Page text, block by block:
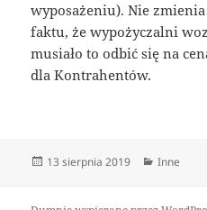
wyposażeniu). Nie
faktu, że wypożyczalni
musiało to odbić się na
dla Kontrahentów.
Data
13 sierpnia 2019 Kategorie
Inne